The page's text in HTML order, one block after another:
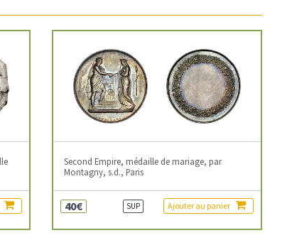
Second Empire, médaille de mariage, par
Montagny, s.d., Paris
40€ SUP Ajouter au panier